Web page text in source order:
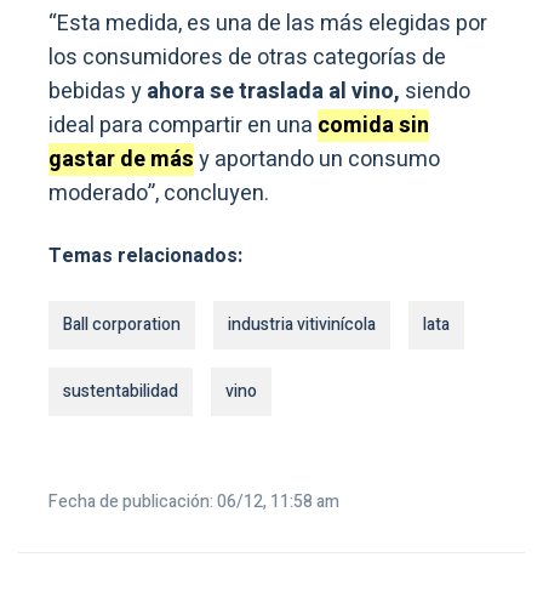
“Esta medida, es una de las más elegidas por
los consumidores de otras categorías de
bebidas yahora se traslada al vino, siendo
ideal para compartir en una comida sin
gastar de másy aportando un consumo
moderado”, concluyen.
Temas relacionados:
Ball corporation industria vitivinícola lata
sustentabilidad vino
Fecha de publicación: 06/12, 11:58 am